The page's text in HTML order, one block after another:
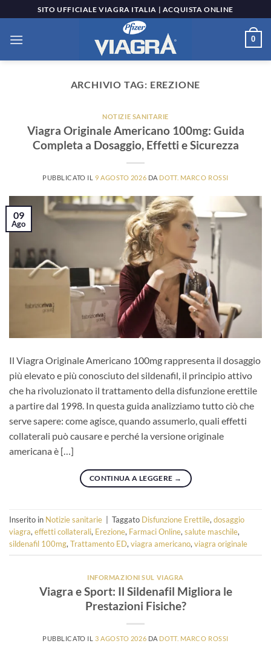
ai
contenuti
SITO UFFICIALE VIAGRA ITALIA | ACQUISTA ONLINE
0
ARCHIVIO TAG: EREZIONE
NOTIZIE SANITARIE
Viagra Originale Americano 100mg: Guida
Completa a Dosaggio, Effetti e Sicurezza
PUBBLICATO IL 9 AGOSTO 2026 DA DOTT. MARCO ROSSI
09
Ago
Il Viagra Originale Americano 100mg rappresenta il dosaggio
più elevato e più conosciuto del sildenafil, il principio attivo
che ha rivoluzionato il trattamento della disfunzione erettile
a partire dal 1998. In questa guida analizziamo tutto ciò che
serve sapere: come agisce, quando assumerlo, quali effetti
collaterali può causare e perché la versione originale
americana è […]
CONTINUA A LEGGERE →
Inserito in Notizie sanitarie Taggato Disfunzione Erettile,dosaggio
viagra,effetti collaterali, Erezione, Farmaci Online,salute maschile,
sildenafil 100mg,Trattamento ED,viagra americano,viagra originale
INFORMAZIONI SUL VIAGRA
Viagra e Sport: Il Sildenafil Migliora le
Prestazioni Fisiche?
PUBBLICATO IL 3 AGOSTO 2026 DA DOTT. MARCO ROSSI